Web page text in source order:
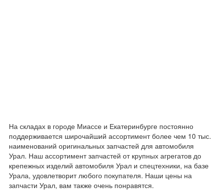
На складах в городе Миассе и Екатеринбурге постоянно
поддерживается широчайший ассортимент более чем 10 тыс.
наименований оригинальных запчастей для автомобиля
Урал. Наш ассортимент запчастей от крупных агрегатов до
крепежных изделий автомобиля Урал и спецтехники, на базе
Урала, удовлетворит любого покупателя. Наши цены на
запчасти Урал, вам также очень понравятся.